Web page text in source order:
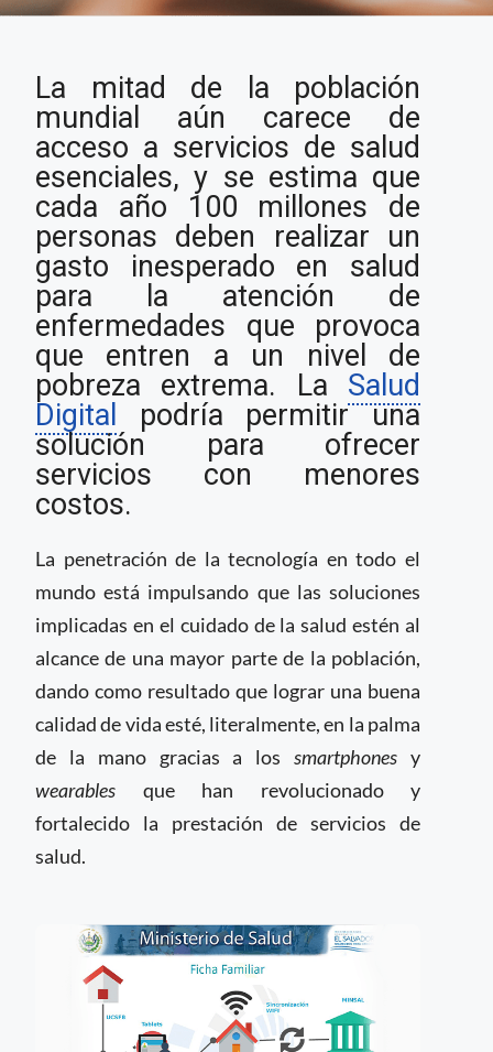
Digital como
catalizador de la
cobertura universal de
salud
La mitad de la población
mundial aún carece de
acceso a servicios de salud
esenciales, y se estima que
cada año 100 millones de
personas deben realizar un
gasto inesperado en salud
para la atención de
enfermedades que provoca
que entren a un nivel de
pobreza extrema. La Salud
Digital
podría permitir una
solución para ofrecer
servicios con menores
costos.
La penetración de la tecnología en todo el
mundo está impulsando que las soluciones
implicadas en el cuidado de la salud estén al
alcance de una mayor parte de la población,
dando como resultado que lograr una buena
calidad de vida esté, literalmente, en la palma
de la mano gracias a lossmartphones y
wearables que han revolucionado y
fortalecido la prestación de servicios de
salud.